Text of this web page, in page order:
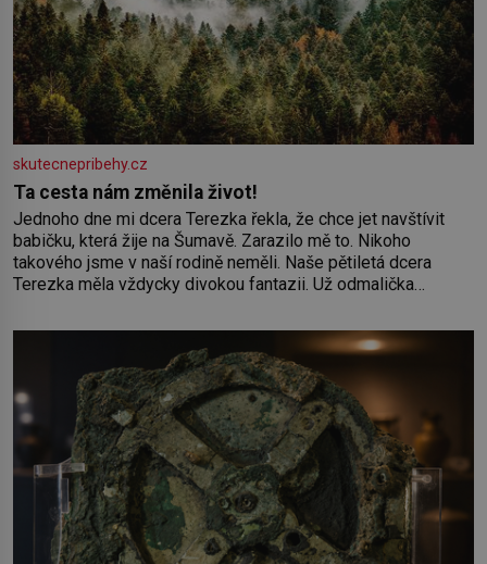
skutecnepribehy.cz
Ta cesta nám změnila život!
Jednoho dne mi dcera Terezka řekla, že chce jet navštívit
babičku, která žije na Šumavě. Zarazilo mě to. Nikoho
takového jsme v naší rodině neměli. Naše pětiletá dcera
Terezka měla vždycky divokou fantazii. Už odmalička
zdálo o jednorožcích, krásných princeznách, statečných
rytířích a létajících dracích.